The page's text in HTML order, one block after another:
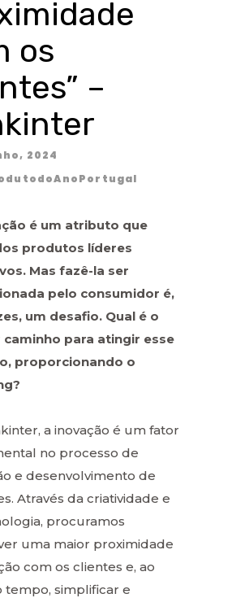
os
–
2024
é um atributo que
produtos líderes
Mas fazê-la ser
pelo consumidor é,
um desafio. Qual é o
caminho para atingir esse
proporcionando o
a inovação é um fator
no processo de
e desenvolvimento de
Através da criatividade e
procuramos
uma maior proximidade
com os clientes e, ao
tempo, simplificar e